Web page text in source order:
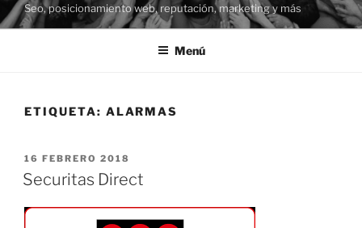
Seo, posicionamiento web, reputación, marketing y más
Menú
ETIQUETA: ALARMAS
PUBLICADO
EL
16 FEBRERO 2018
Securitas Direct